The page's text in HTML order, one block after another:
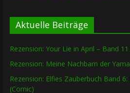
Aktuelle Beiträge
Rezension: Your Lie in April – Band
Rezension: Meine Nachbarn der
Rezension: Elfies Zauberbuch Band
(Comic)